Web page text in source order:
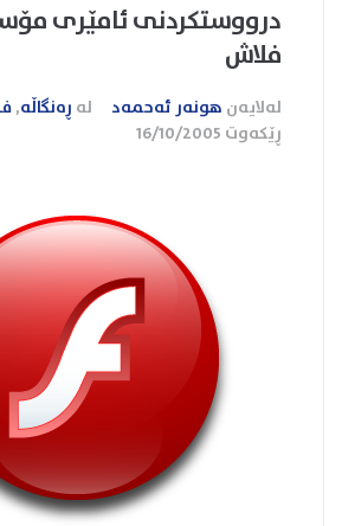
درووستكردنی ئامێری
فلاش
لەلایەن هونەر ئەحمەد لە ڕەنگاڵە,
ڕێکەوت 16/10/2005